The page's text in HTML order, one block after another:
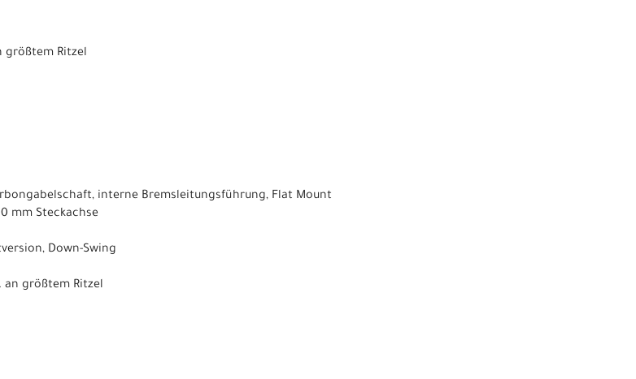
größtem Ritzel
interne Bremsleitungsführung, Flat Mount
mm Steckachse
Down-Swing
an größtem Ritzel